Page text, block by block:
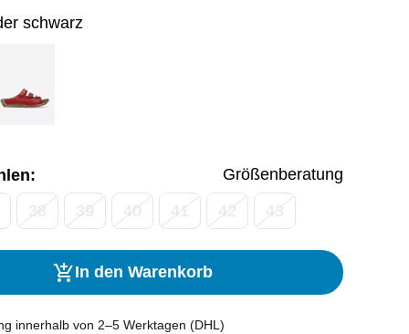
schwarz
Größenberatung
38
39 40 41 42 43
In den Warenkorb
innerhalb von 2–5 Werktagen (DHL)